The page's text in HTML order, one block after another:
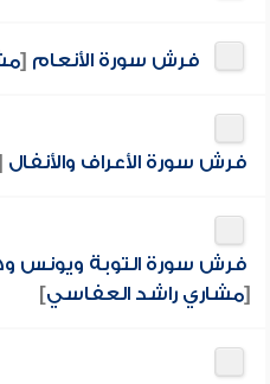
فرش سورة الأنعام [
فرش سورة الأعراف والأنفال
فرش سورة التوبة ويونس
[مشاري راشد العفاسي]